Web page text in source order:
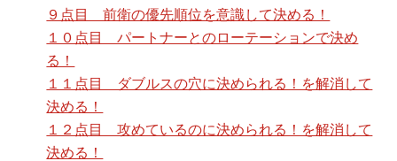
９点目 前衛の優先順位を意識して決める！
１０点目 パートナーとのローテーションで決め
る！
１１点目 ダブルスの穴に決められる！を解消して
決める！
１２点目 攻めているのに決められる！を解消して
決める！